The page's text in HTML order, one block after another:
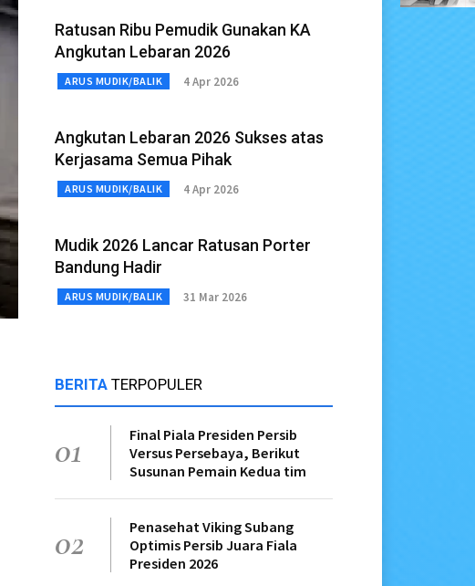
Ratusan Ribu Pemudik Gunakan KA
Angkutan Lebaran 2026
ARUS MUDIK/BALIK 4 Apr 2026
Angkutan Lebaran 2026 Sukses atas
Kerjasama Semua Pihak
ARUS MUDIK/BALIK 4 Apr 2026
Mudik 2026 Lancar Ratusan Porter
Bandung Hadir
ARUS MUDIK/BALIK 31 Mar 2026
BERITA TERPOPULER
01
Final Piala Presiden Persib
Versus Persebaya, Berikut
Susunan Pemain Kedua tim
02
Penasehat Viking Subang
Optimis Persib Juara Fiala
Presiden 2026